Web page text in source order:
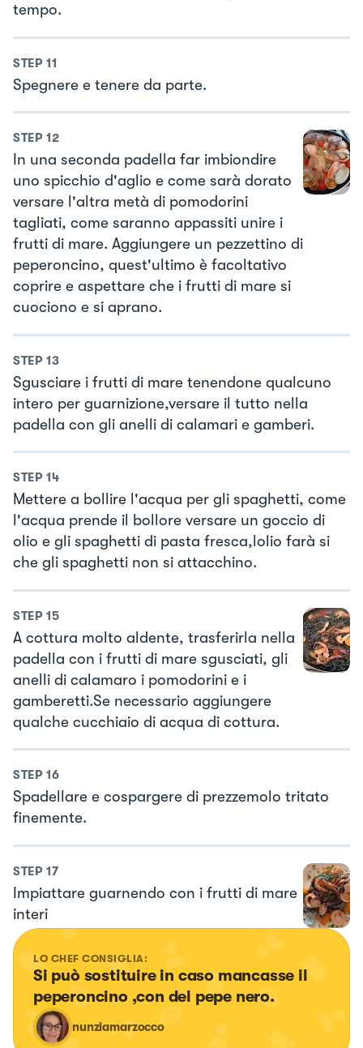
tempo.
STEP 11
Spegnere e tenere da parte.
STEP 12
In una seconda padella far imbiondire
uno spicchio d'aglio e come sarà dorato
versare l'altra metà di pomodorini
tagliati, come saranno appassiti unire i
frutti di mare. Aggiungere un pezzettino di
peperoncino, quest'ultimo è facoltativo
coprire e aspettare che i frutti di mare si
cuociono e si aprano.
STEP 13
Sgusciare i frutti di mare tenendone qualcuno
intero per guarnizione,versare il tutto nella
padella con gli anelli di calamari e gamberi.
STEP 14
Mettere a bollire l'acqua per gli spaghetti, come
l'acqua prende il bollore versare un goccio di
olio e gli spaghetti di pasta fresca,lolio farà si
che gli spaghetti non si attacchino.
STEP 15
A cottura molto aldente, trasferirla nella
padella con i frutti di mare sgusciati, gli
anelli di calamaro i pomodorini e i
gamberetti.Se necessario aggiungere
qualche cucchiaio di acqua di cottura.
STEP 16
Spadellare e cospargere di prezzemolo tritato
finemente.
STEP 17
Impiattare guarnendo con i frutti di mare
interi
LO CHEF CONSIGLIA:
Si può sostituire in caso mancasse il
peperoncino ,con del pepe nero.
nunziamarzocco